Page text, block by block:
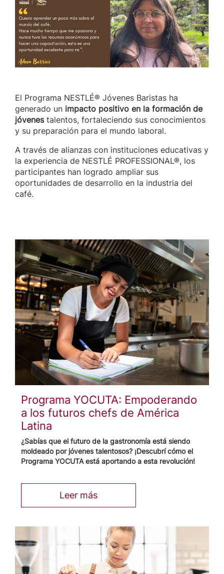
El Programa NESTLÉ® Jóvenes Baristas ha
generado un impacto positivo en la formación de
jóvenestalentos, fortaleciendo sus conocimientos
y su preparación para el mundo laboral.
A través de alianzas con instituciones educativas y
la experiencia de NESTLÉ PROFESSIONAL®, los
participantes han logrado ampliar sus
oportunidades de desarrollo en la industria del
café.
Programa YOCUTA: Empoderando
a los futuros chefs de América
Latina
¿Sabías que el futuro de la gastronomía está siendo
moldeado por jóvenes talentosos? ¡Descubrí cómo el
Programa YOCUTA está aportando a esta revolución!
Leer más